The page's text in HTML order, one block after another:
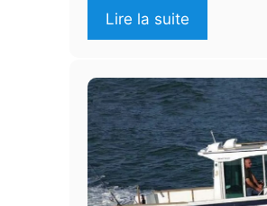
Lire la suite